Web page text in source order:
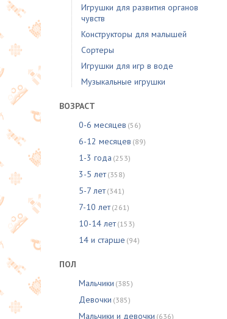
Игрушки для развития органов
чувств
Конструкторы для малышей
Сортеры
Игрушки для игр в воде
Музыкальные игрушки
ВОЗРАСТ
0-6 месяцев (56)
6-12 месяцев (89)
1-3 года (253)
3-5 лет (358)
5-7 лет (341)
7-10 лет (261)
10-14 лет (153)
14 и старше (94)
ПОЛ
Мальчики (385)
Девочки (385)
Мальчики и девочки (636)